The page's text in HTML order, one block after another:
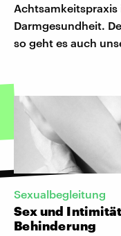
Darmgesundheit.
so geht es auch
Sexualbegleitung
Sex und
Behinderung